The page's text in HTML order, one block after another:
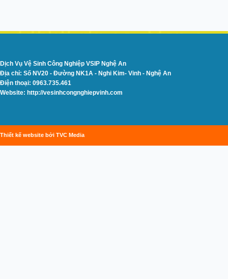
Dịch Vụ Vệ Sinh Công Nghiệp VSIP Nghệ An
Địa chỉ: Số NV20 - Đường NK1A - Nghi Kim- Vinh - Nghệ An
Điện thoại: 0963.735.461
Website: http://vesinhcongnghiepvinh.com
Thiết kế website bởi TVC Media